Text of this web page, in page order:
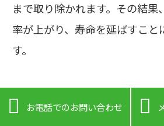
まで取り除かれます。その結果
率が上がり、寿命を延ばすこと
す。
エアクリン湘南では、経験豊富
しており、エアコンクリーニン
 お電話でのお問い合わせ 